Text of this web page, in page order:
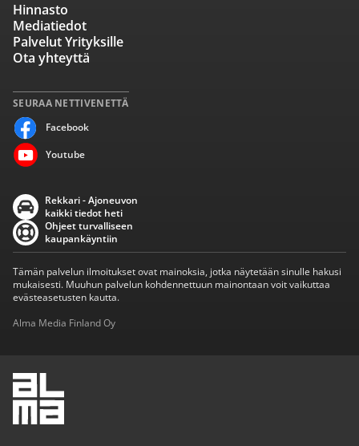
SEURAA NETTIVENETTÄ
Facebook
Youtube
Hinnasto
Mediatiedot
Palvelut Yrityksille
Ota yhteyttä
Rekkari - Ajoneuvon
kaikki tiedot heti
Ohjeet turvalliseen
kaupankäyntiin
Tämän palvelun ilmoitukset ovat mainoksia, jotka näytetään sinulle hakusi
mukaisesti. Muuhun palvelun kohdennettuun mainontaan voit vaikuttaa
evästeasetusten kautta.
Alma Media Finland Oy